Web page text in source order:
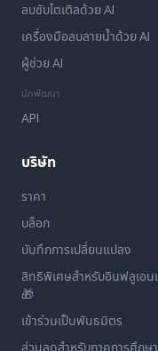
ลบซับไตเติลด้วย AI
เครื่องมือลบลายน้ำด้วย AI
ผู้ช่วย AI
นักพัฒนา
API
บริษัท
ราคา
บล็อก
บันทึกการเปลี่ยนแปลง
สิทธิพิเศษสำหรับอินฟลูเอน
🎁
เข้าร่วมเป็นพันธมิตร
ส่วนลดสำหรับภาคการศึกษ